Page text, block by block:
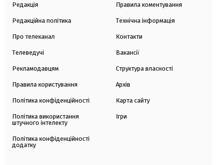
Редакція
Редакційна політика
Про телеканал
Телеведучі
Рекламодавцям
Правила користування
Політика конфіденційності
Політика використання
штучного інтелекту
Політика конфіденційності
додатку
Правила коментування
Технічна інформація
Контакти
Вакансії
Структура власності
Архів
Карта сайту
Ігри